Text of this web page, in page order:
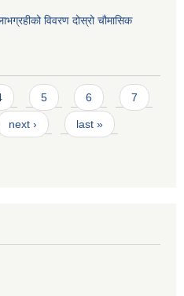
विवरण दोस्रो चौमासिक
5 6 7
next › last »